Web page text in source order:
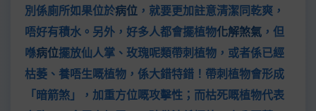
別係廁所如果位於病位 ，就要更加註意清潔同乾爽，
唔好有積水。另外，好多人都會擺植物化解煞氣 ，但
喺病位擺放仙人掌、玫瑰呢類帶刺植物，或者係已經
枯萎、養唔生嘅植物，係大錯特錯！帶刺植物會形成
「暗箭煞」，加重方位嘅攻擊性；而枯死嘅植物代表